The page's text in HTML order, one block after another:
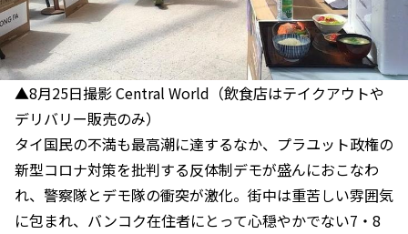
▲8月25日撮影 Central World（飲食店はテイクアウトや
デリバリー販売のみ）
タイ国民の不満も最高潮に達するなか、プラユット政権の
新型コロナ対策を批判する反体制デモが盛んにおこなわ
れ、警察隊とデモ隊の衝突が激化。街中は重苦しい雰囲気
に包まれ、バンコク在住者にとって心穏やかでない7・8